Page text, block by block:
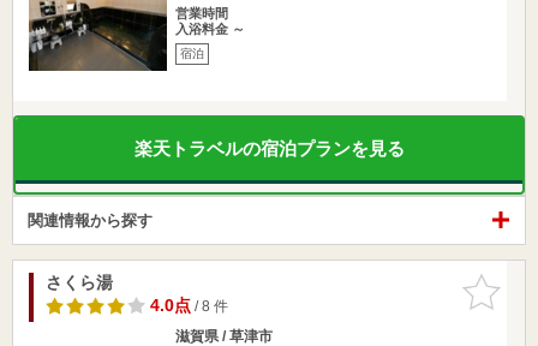
営業時間
入浴料金 ～
宿泊
楽天トラベルの宿泊プランを見る
関連情報から探す
お気に入
りに追加
さくら湯
4.0点/ 8 件
滋賀県 / 草津市